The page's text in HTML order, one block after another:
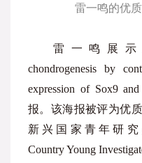
雷一鸣的优
雷一鸣展示
chondrogenesis by
expression of Sox9
报。该海报被评为优
新兴国家青年研究
Country Young